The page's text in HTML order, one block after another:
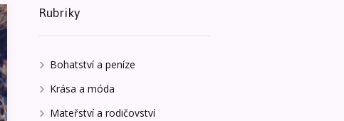
Rubriky
Bohatství a peníze
Krása a móda
Mateřství a rodičovství